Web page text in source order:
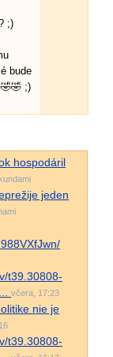
;)
bude
;)
hospodáril
jeden
t39.30808-
včera, 17:23
nie je
t39.30808-